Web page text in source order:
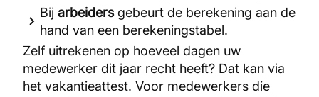
Bij arbeidersgebeurt de berekening aan de
hand van een berekeningstabel.
Zelf uitrekenen op hoeveel dagen uw
medewerker dit jaar recht heeft? Dat kan via
het vakantieattest. Voor medewerkers die